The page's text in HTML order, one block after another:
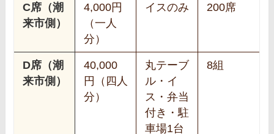
C席（潮
来市側）
4,000円
（一人
分）
イスのみ 200席
D席（潮
来市側）
40,000
円（四人
分）
丸テーブ
ル・イ
ス・弁当
付き・駐
車場1台
8組